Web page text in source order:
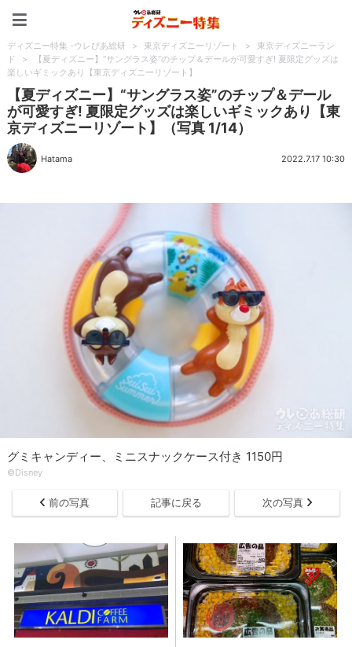
ディズニー特集 -ウレぴあ総研 > 東京ディズニーリゾート >
東京ディズニーラン
ド
>
【夏ディズニー】“サングラス姿”のチップ＆デールが可愛すぎ! 夏限定グッズは
楽しいギミックあり【東京ディズニーリゾート】
【夏ディズニー】“サングラス姿”のチップ＆デール
が可愛すぎ! 夏限定グッズは楽しいギミックあり【東
京ディズニーリゾート】（写真 1/14）
Hatama 2022.7.17 10:30
グミキャンディー、ミニスナックケース付き 1150円
©Disney
前の写真 記事に戻る 次の写真